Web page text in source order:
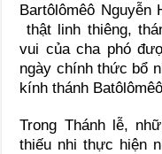
Bartôlômêô Nguyễn
thật linh thiêng,
vui của cha phó
ngày chính thức bổ
kính thánh
Trong Thánh lễ,
thiếu nhi thực hiện